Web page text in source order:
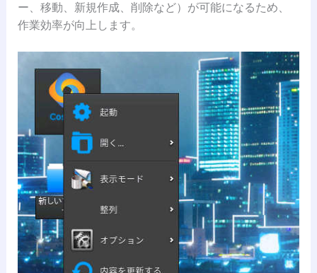
ー、移動、新規作成、削除など）が可能になるため、
作業効率が向上します。